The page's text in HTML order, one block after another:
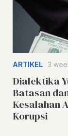
ARTIKEL 3
Dialektika
Batasan
Kesalahan
Korupsi